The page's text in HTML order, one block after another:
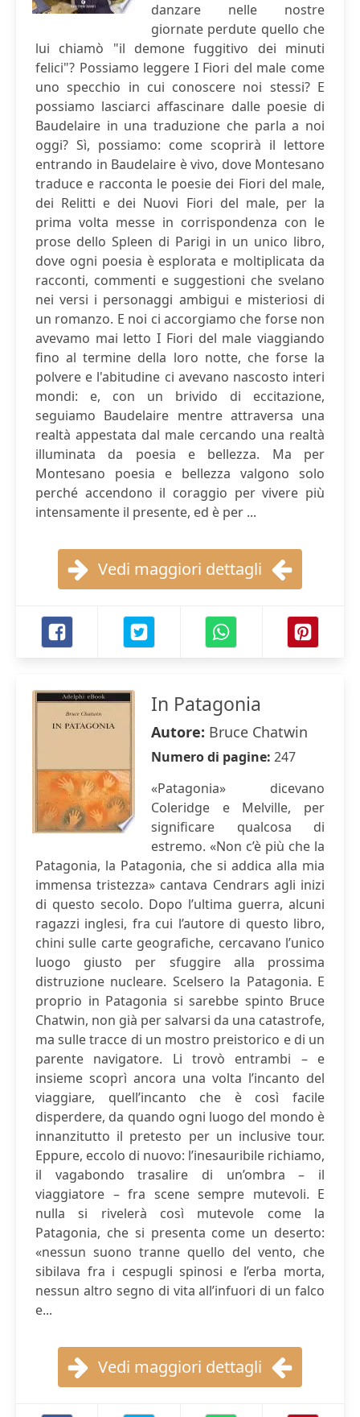
danzare nelle nostre
giornate perdute quello che
lui chiamò "il demone fuggitivo dei minuti
felici"? Possiamo leggere I Fiori del male come
uno specchio in cui conoscere noi stessi? E
possiamo lasciarci affascinare dalle poesie di
Baudelaire in una traduzione che parla a noi
oggi? Sì, possiamo: come scoprirà il lettore
entrando in Baudelaire è vivo, dove Montesano
traduce e racconta le poesie dei Fiori del male,
dei Relitti e dei Nuovi Fiori del male, per la
prima volta messe in corrispondenza con le
prose dello Spleen di Parigi in un unico libro,
dove ogni poesia è esplorata e moltiplicata da
racconti, commenti e suggestioni che svelano
nei versi i personaggi ambigui e misteriosi di
un romanzo. E noi ci accorgiamo che forse non
avevamo mai letto I Fiori del male viaggiando
fino al termine della loro notte, che forse la
polvere e l'abitudine ci avevano nascosto interi
mondi: e, con un brivido di eccitazione,
seguiamo Baudelaire mentre attraversa una
realtà appestata dal male cercando una realtà
illuminata da poesia e bellezza. Ma per
Montesano poesia e bellezza valgono solo
perché accendono il coraggio per vivere più
intensamente il presente, ed è per ...
Vedi maggiori dettagli
In Patagonia
Autore: Bruce Chatwin
Numero di pagine: 247
«Patagonia» dicevano
Coleridge e Melville, per
significare qualcosa di
estremo. «Non c’è più che la
Patagonia, la Patagonia, che si addica alla mia
immensa tristezza» cantava Cendrars agli inizi
di questo secolo. Dopo l’ultima guerra, alcuni
ragazzi inglesi, fra cui l’autore di questo libro,
chini sulle carte geografiche, cercavano l’unico
luogo giusto per sfuggire alla prossima
distruzione nucleare. Scelsero la Patagonia. E
proprio in Patagonia si sarebbe spinto Bruce
Chatwin, non già per salvarsi da una catastrofe,
ma sulle tracce di un mostro preistorico e di un
parente navigatore. Li trovò entrambi – e
insieme scoprì ancora una volta l’incanto del
viaggiare, quell’incanto che è così facile
disperdere, da quando ogni luogo del mondo è
innanzitutto il pretesto per un inclusive tour.
Eppure, eccolo di nuovo: l’inesauribile richiamo,
il vagabondo trasalire di un’ombra – il
viaggiatore – fra scene sempre mutevoli. E
nulla si rivelerà così mutevole come la
Patagonia, che si presenta come un deserto:
«nessun suono tranne quello del vento, che
sibilava fra i cespugli spinosi e l’erba morta,
nessun altro segno di vita all’infuori di un falco
e...
Vedi maggiori dettagli